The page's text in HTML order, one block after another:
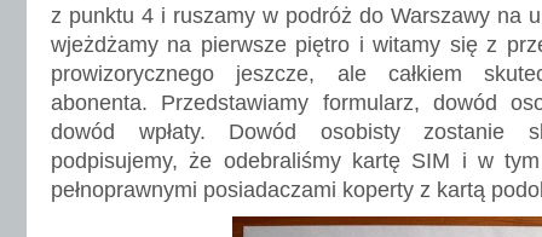
z punktu 4 i ruszamy w podróż do Warszawy na
wjeżdżamy na pierwsze piętro i witamy się z
prowizorycznego jeszcze, ale całkiem
abonenta. Przedstawiamy formularz, dowód
dowód wpłaty. Dowód osobisty zostanie
podpisujemy, że odebraliśmy kartę SIM i w
pełnoprawnymi posiadaczami koperty z kartą